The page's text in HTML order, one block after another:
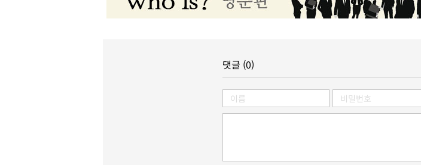
댓글 (0)